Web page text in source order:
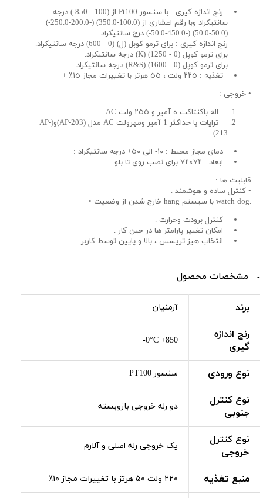
رنج اندازه كيرى : با سنسور Pt100 از (100 - 850-) درجه
سانتيكراد وبا رقم اعشارى از (100.0-350.0) (-200.0-250.0-)
(50.0-50.0) (-50.0-450.0-) درج سانتيكراد.
رنج اندازه كيرى : براى ترمو كوبل (ل) (0 - 600) درجه سانتيكراد.
براى ترمو کوپل (0 - 1250) (K) درجه سانتيكراد.
براى ترمو کوپل (0 - 1600) (R&S) درجه سانتيكراد.
تغذيه : ٢٢٥ ولت ، ٥٥ هرتز با تغييرات مجاز ١٥٪ +
• خروجى :
اله باكنتاكت ه آمير و ٢٥٥ ولت AC
ترايات با حداكثر 1 آمير ومهرولت AC مدل (AP-203)و(AP-
213)
دماى مجاز محيط : ١٠- الى ٥٠+ درجه سانتيكراد :
ابعاد : ٧٢x٧٢ براى نصب روى تا بلو
قابليت ها :
• كنترل ساده و هوشمند .
.watch dog با سيستم hang خارج شدن از وضعيت •
كنترل برودت وحرارت .
امكان تغيير پارامتر ها در حين كار .
انتخاب هيز تريسس ، بالا و پايين توسط كاربر
مشخصات محصول
برند آرمنیان
رنج اندازه
گیری
0°C +850-
نوع ورودی سنسور PT100
نوع کنترل
جنوبی
دو رله خروجی بازوبسته
نوع کنترل
خروجی
یک خروجی رله اصلی و آلارم
منبع تغذیه ۲۲۰ ولت ۵۰ هرتز با تغییرات مجاز ۱۰٪